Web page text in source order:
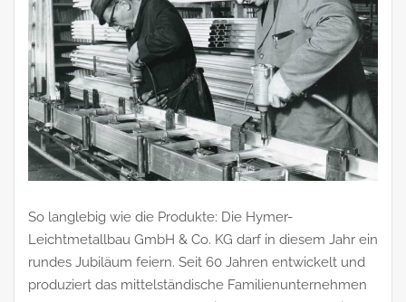
So langlebig wie die Produkte: Die Hymer-
Leichtmetallbau GmbH & Co. KG darf in diesem Jahr ein
rundes Jubiläum feiern. Seit 60 Jahren entwickelt und
produziert das mittelständische Familienunternehmen